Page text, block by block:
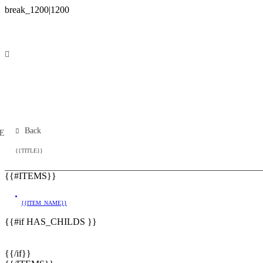
Back
{{TITLE}}
{{#ITEMS}}
{{ITEM_NAME}}
{{#if HAS_CHILDS }}
{{/if}}